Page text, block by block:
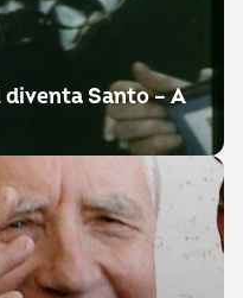
diventa Santo – A